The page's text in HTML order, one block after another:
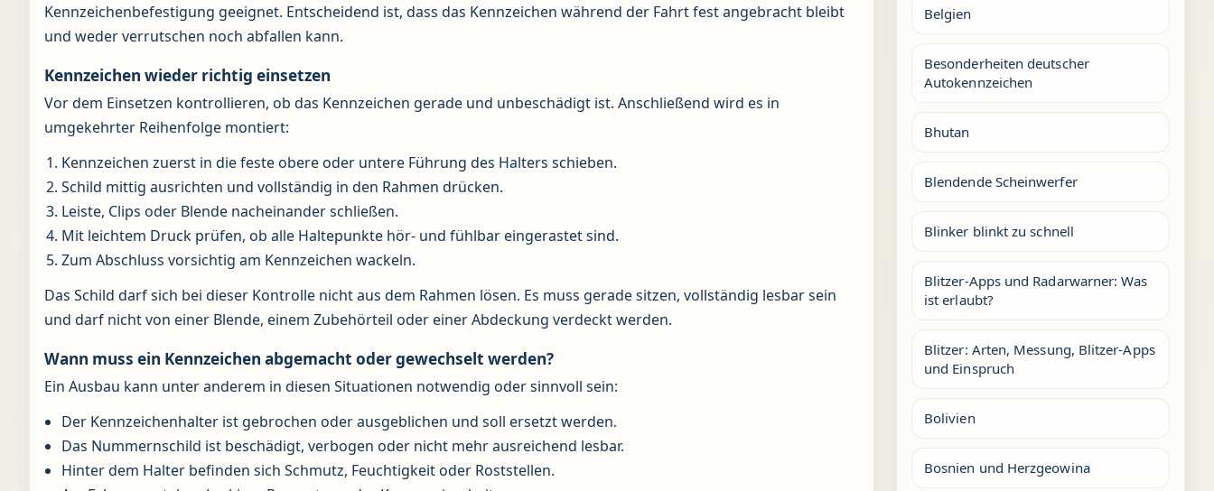
Kennzeichenbefestigung geeignet. Entscheidend ist, dass das Kennzeichen während der Fahrt fest angebracht bleibt
und weder verrutschen noch abfallen kann.
Kennzeichen wieder richtig einsetzen
Vor dem Einsetzen kontrollieren, ob das Kennzeichen gerade und unbeschädigt ist. Anschließend wird es in
umgekehrter Reihenfolge montiert:
Kennzeichen zuerst in die feste obere oder untere Führung des Halters schieben.
Schild mittig ausrichten und vollständig in den Rahmen drücken.
Leiste, Clips oder Blende nacheinander schließen.
Mit leichtem Druck prüfen, ob alle Haltepunkte hör- und fühlbar eingerastet sind.
Zum Abschluss vorsichtig am Kennzeichen wackeln.
Das Schild darf sich bei dieser Kontrolle nicht aus dem Rahmen lösen. Es muss gerade sitzen, vollständig lesbar sein
und darf nicht von einer Blende, einem Zubehörteil oder einer Abdeckung verdeckt werden.
Wann muss ein Kennzeichen abgemacht oder gewechselt werden?
Ein Ausbau kann unter anderem in diesen Situationen notwendig oder sinnvoll sein:
Der Kennzeichenhalter ist gebrochen oder ausgeblichen und soll ersetzt werden.
Das Nummernschild ist beschädigt, verbogen oder nicht mehr ausreichend lesbar.
Hinter dem Halter befinden sich Schmutz, Feuchtigkeit oder Roststellen.
Belgien
Besonderheiten deutscher
Autokennzeichen
Bhutan
Blendende Scheinwerfer
Blinker blinkt zu schnell
Blitzer-Apps und Radarwarner: Was
ist erlaubt?
Blitzer: Arten, Messung, Blitzer-Apps
und Einspruch
Bolivien
Bosnien und Herzgeowina